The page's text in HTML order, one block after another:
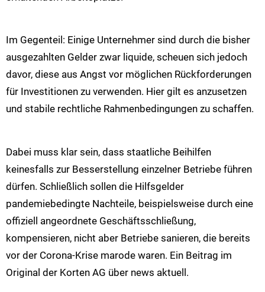
Im Gegenteil: Einige Unternehmer sind durch die bisher
ausgezahlten Gelder zwar liquide, scheuen sich jedoch
davor, diese aus Angst vor möglichen Rückforderungen
für Investitionen zu verwenden. Hier gilt es anzusetzen
und stabile rechtliche Rahmenbedingungen zu schaffen.
Dabei muss klar sein, dass staatliche Beihilfen
keinesfalls zur Besserstellung einzelner Betriebe führen
dürfen. Schließlich sollen die Hilfsgelder
pandemiebedingte Nachteile, beispielsweise durch eine
offiziell angeordnete Geschäftsschließung,
kompensieren, nicht aber Betriebe sanieren, die bereits
vor der Corona-Krise marode waren. Ein Beitrag im
Original der Korten AG über news aktuell.